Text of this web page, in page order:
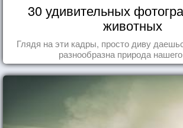
30 удивительных
животных
Глядя на эти кадры, просто диву
разнообразна природа